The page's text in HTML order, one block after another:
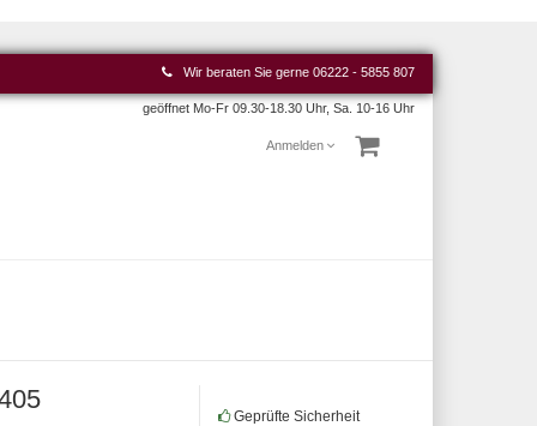
Wir beraten Sie gerne 06222 - 5855 807
geöffnet Mo-Fr 09.30-18.30 Uhr, Sa. 10-16 Uhr
Anmelden
Geprüfte Sicherheit